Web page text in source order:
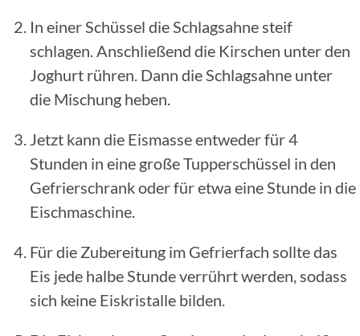
In einer Schüssel die Schlagsahne steif
schlagen. Anschließend die Kirschen unter den
Joghurt rühren. Dann die Schlagsahne unter
die Mischung heben.
Jetzt kann die Eismasse entweder für 4
Stunden in eine große Tupperschüssel in den
Gefrierschrank oder für etwa eine Stunde in die
Eischmaschine.
Für die Zubereitung im Gefrierfach sollte das
Eis jede halbe Stunde verrührt werden, sodass
sich keine Eiskristalle bilden.